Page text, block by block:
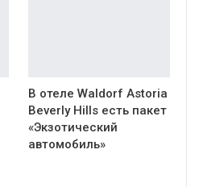
В отеле Waldorf Astoria
Beverly Hills есть пакет
«Экзотический
автомобиль»